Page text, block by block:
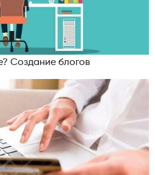
Создание блогов